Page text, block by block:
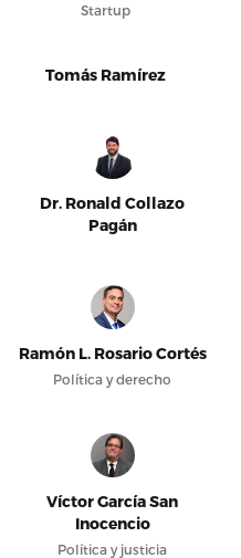
Startup
Tomás Ramírez
Dr. Ronald Collazo
Pagán
Ramón L. Rosario Cortés
Política y derecho
Víctor García San
Inocencio
Política y justicia